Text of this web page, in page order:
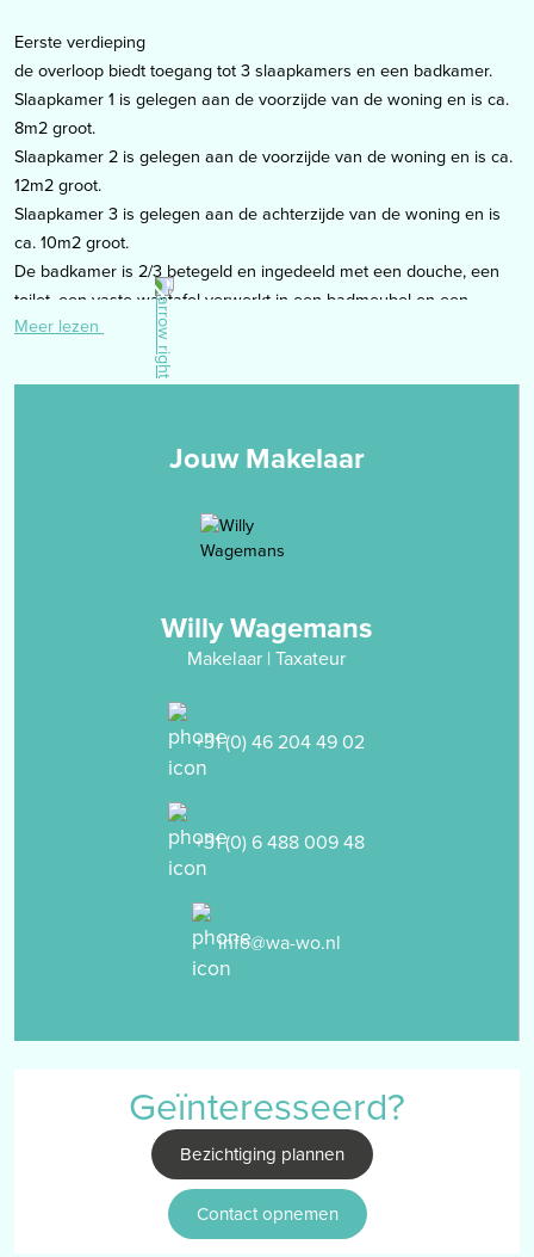
Eerste verdieping
de overloop biedt toegang tot 3 slaapkamers en een badkamer.
Slaapkamer 1 is gelegen aan de voorzijde van de woning en is ca.
8m2 groot.
Slaapkamer 2 is gelegen aan de voorzijde van de woning en is ca.
12m2 groot.
Slaapkamer 3 is gelegen aan de achterzijde van de woning en is
ca. 10m2 groot.
De badkamer is 2/3 betegeld en ingedeeld met een douche, een
toilet, een vaste wastafel verwerkt in een badmeubel en een
design radiator.
Alle slaapkamers en de overloop zijn voorzien van een
laminaatvloer.
de zolder is middels vaste trap bereikbaar. Het betreft een
zolder is tevens de CV-installatie gestationeerd.
er is een voor- en een onderhoudsvriendelijke achtertuin met
tuinhuis. De achtertuin is buitenom bereikbaar.
aan de voorzijde is het pand uitgerust met een carport van ca.
- pand kent een rustige- en kindvriendelijke ligging
- pand is v.v. kunststof kozijnen
- pand is v.v. HR++ beglazing
- close-in boiler keuken, bj. 2007 (EIGENDOM)
INTERESSE? MAAK DAN EEN AFSPRAAK MET WAGEMANS WONEN
- Uitdrukkelijk wordt gesteld dat een koopovereenkomst met
betrekking tot deze onroerende zaak eerst dan tot stand is
gekomen nadat alle partijen de koopovereenkomst hebben
getekend, de zogenaamde “schriftelijkheidsvereiste” is in dezen
Meer lezen
Jouw Makelaar
Willy Wagemans
Makelaar | Taxateur
+31 (0) 46 204 49 02
+31 (0) 6 488 009 48
info@wa-wo.nl
Geïnteresseerd?
Bezichtiging plannen
Contact opnemen